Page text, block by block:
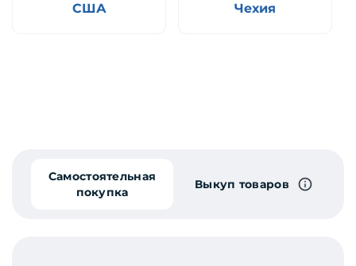
США Чехия
Самостоятельная
покупка
Выкуп товаров